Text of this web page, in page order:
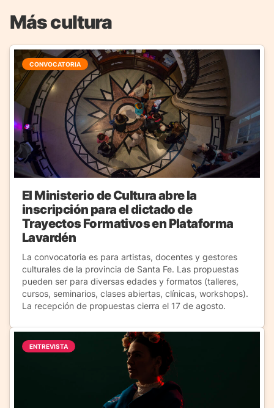
Más cultura
CONVOCATORIA
El Ministerio de Cultura abre la
inscripción para el dictado de
Trayectos Formativos en Plataforma
Lavardén
La convocatoria es para artistas, docentes y gestores
culturales de la provincia de Santa Fe. Las propuestas
pueden ser para diversas edades y formatos (talleres,
cursos, seminarios, clases abiertas, clínicas, workshops).
La recepción de propuestas cierra el 17 de agosto.
ENTREVISTA